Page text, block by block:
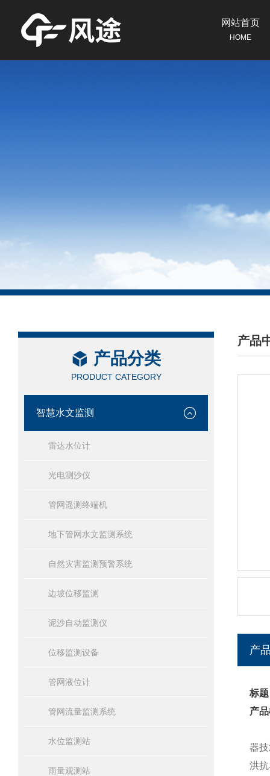
网站首页
HOME
产品分类
PRODUCT CATEGORY
智慧水文监测
雷达水位计
光电测沙仪
管网遥测终端机
地下管网水文监测系统
自然灾害监测预警系统
边坡位移监测
泥沙自动监测仪
位移监测设备
管网液位计
管网流量监测系统
水位监测站
雨量观测站
产品
/
产
标
产
器
洪